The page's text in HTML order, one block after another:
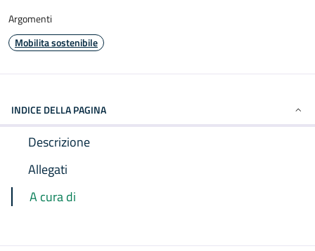
Argomenti
Mobilita sostenibile
INDICE DELLA PAGINA
Descrizione
Allegati
A cura di